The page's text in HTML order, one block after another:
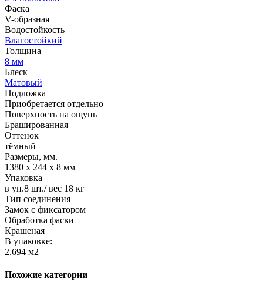
Фаска
V-образная
Водостойкость
Влагостойкий
Толщина
8 мм
Блеск
Матовый
Подложка
Приобретается отдельно
Поверхность на ощупь
Брашированная
Оттенок
тёмный
Размеры, мм.
1380 х 244 х 8 мм
Упаковка
в уп.8 шт./ вес 18 кг
Тип соединения
Замок с фиксатором
Обработка фаски
Крашеная
В упаковке:
2.694 м2
Похожие категории